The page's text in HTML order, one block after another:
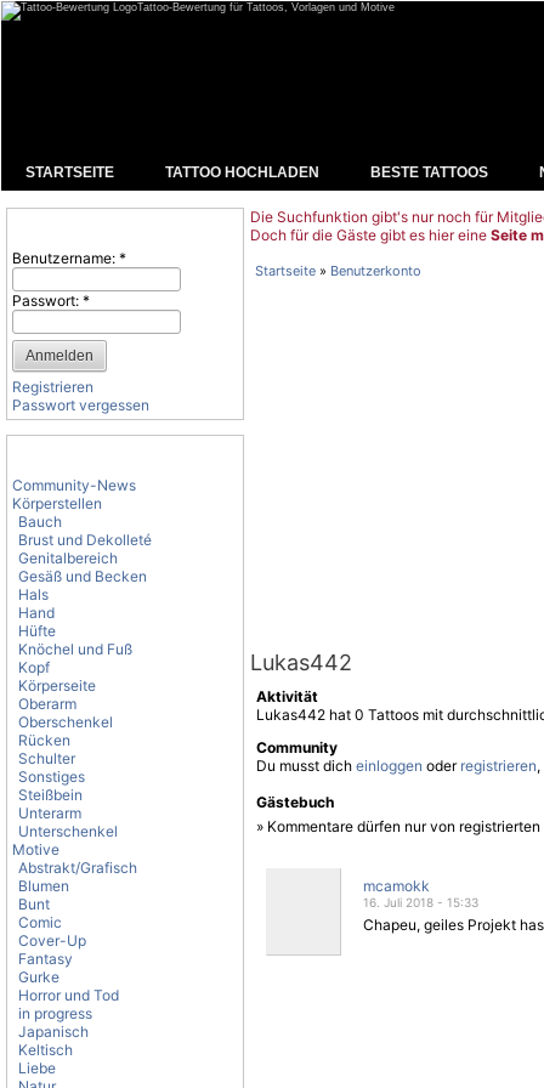
Tattoo-Bewertung für Tattoos, Vorlagen und Motive
STARTSEITE TATTOO HOCHLADEN BESTE TATTOOS
Benutzername: *
Passwort: *
Registrieren
Passwort vergessen
Community-News
Körperstellen
Bauch
Brust und Dekolleté
Genitalbereich
Gesäß und Becken
Hals
Hand
Hüfte
Knöchel und Fuß
Kopf
Körperseite
Oberarm
Oberschenkel
Rücken
Schulter
Sonstiges
Steißbein
Unterarm
Unterschenkel
Motive
Abstrakt/Grafisch
Blumen
Bunt
Comic
Cover-Up
Fantasy
Gurke
Horror und Tod
in progress
Japanisch
Keltisch
Liebe
Die Suchfunktion gibt's nur noch für
Doch für die Gäste gibt es hier eine Seite
Startseite » Benutzerkonto
Lukas442
Aktivität
Lukas442 hat 0 Tattoos mit
Community
Du musst dich einloggen oder registrieren
Gästebuch
» Kommentare dürfen nur von
mcamokk
16. Juli 2018 - 15:33
Chapeu, geiles Projekt